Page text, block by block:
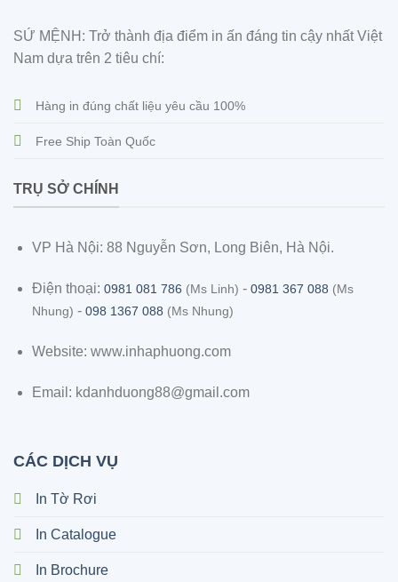
SỨ MỆNH: Trở thành địa điểm in ấn đáng tin cậy nhất Việt
Nam dựa trên 2 tiêu chí:
Hàng in đúng chất liệu yêu cầu 100%
Free Ship Toàn Quốc
TRỤ SỞ CHÍNH
VP Hà Nội: 88 Nguyễn Sơn, Long Biên, Hà Nội.
Điện thoại: 0981 081 786 (Ms Linh) - 0981 367 088 (Ms
Nhung) - 098 1367 088 (Ms Nhung)
Website: www.inhaphuong.com
Email: kdanhduong88@gmail.com
CÁC DỊCH VỤ
In Tờ Rơi
In Catalogue
In Brochure